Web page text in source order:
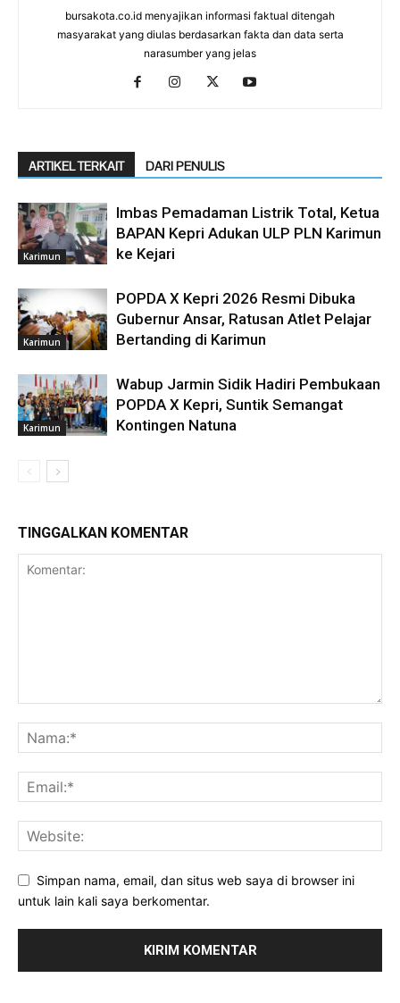
bursakota.co.id menyajikan informasi faktual ditengah
masyarakat yang diulas berdasarkan fakta dan data serta
narasumber yang jelas
ARTIKEL TERKAIT DARI PENULIS
Karimun
Imbas Pemadaman Listrik Total, Ketua
BAPAN Kepri Adukan ULP PLN Karimun
ke Kejari
Karimun
POPDA X Kepri 2026 Resmi Dibuka
Gubernur Ansar, Ratusan Atlet Pelajar
Bertanding di Karimun
Karimun
Wabup Jarmin Sidik Hadiri Pembukaan
POPDA X Kepri, Suntik Semangat
Kontingen Natuna
TINGGALKAN KOMENTAR
Simpan nama, email, dan situs web saya di browser ini
untuk lain kali saya berkomentar.